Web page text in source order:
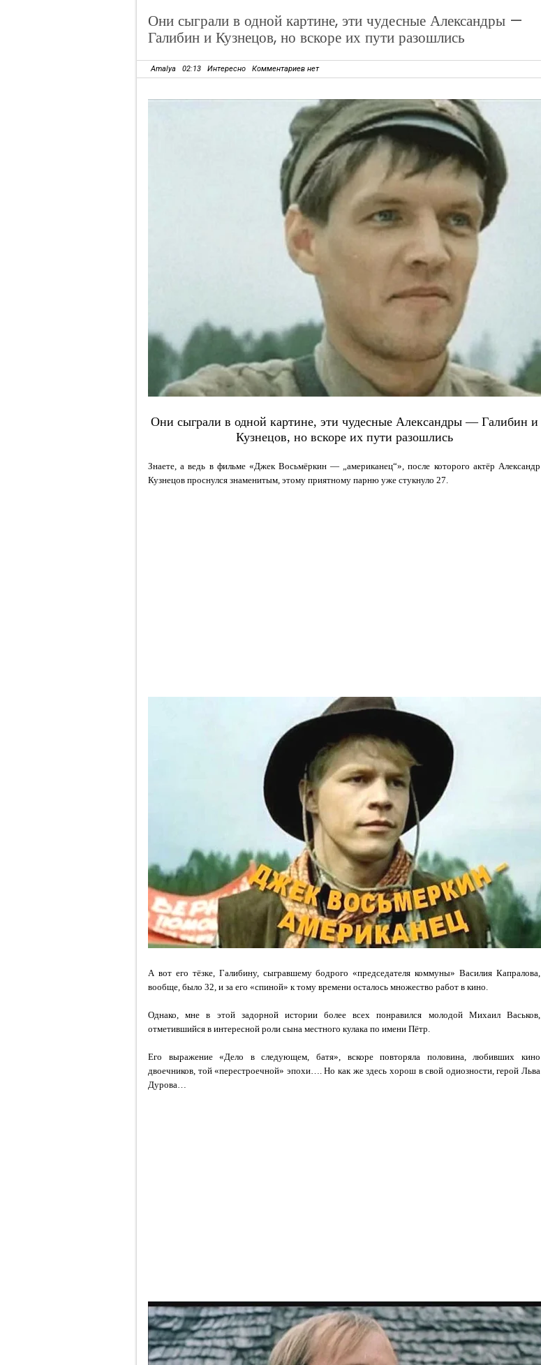
Они сыграли в одной картине, эти чудесные Александры —
Галибин и Кузнецов, но вскоре их пути разошлись
Amalya 02:13 Интересно Комментариев нет
Они сыграли в одной картине, эти чудесные Александры — Галибин и
Кузнецов, но вскоре их пути разошлись
Знаете, а ведь в фильме «Джек Восьмёркин — „американец“», после которого актёр Александр
Кузнецов проснулся знаменитым, этому приятному парню уже стукнуло 27.
А вот его тёзке, Галибину, сыгравшему бодрого «председателя коммуны» Василия Капралова,
вообще, было 32, и за его «спиной» к тому времени осталось множество работ в кино.
Однако, мне в этой задорной истории более всех понравился молодой Михаил Васьков,
отметившийся в интересной роли сына местного кулака по имени Пётр.
Его выражение «Дело в следующем, батя», вскоре повторяла половина, любивших кино
двоечников, той «перестроечной» эпохи…. Но как же здесь хорош в свой одиозности, герой Льва
Дурова…